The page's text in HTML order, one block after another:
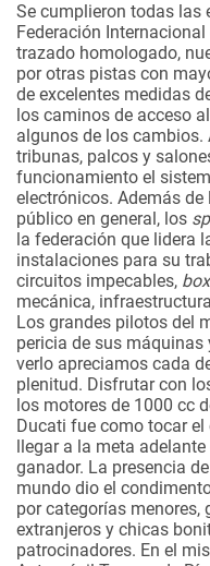
Se cumplieron todas las
Federación
trazado homologado,
por otras pistas con
de excelentes medidas
los caminos de acceso
algunos de los cambios.
tribunas, palcos y
funcionamiento el
electrónicos. Además
público en general, los
la federación que lidera
instalaciones para su
circuitos impecables,
mecánica,
Los grandes pilotos del
pericia de sus
verlo apreciamos cada
plenitud. Disfrutar con
los motores de 1000 cc
Ducati fue como tocar
llegar a la meta
ganador. La presencia
mundo dio el
por categorías menores,
extranjeros y chicas
patrocinadores. En el